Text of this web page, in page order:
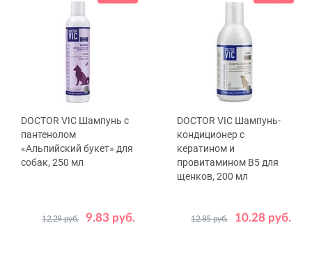
DOCTOR VIC Шампунь с
пантенолом
«Альпийский букет» для
собак, 250 мл
9.83 руб.
12.29 руб.
DOCTOR VIC Шампунь-
кондиционер с
кератином и
провитамином B5 для
щенков, 200 мл
10.28 руб.
12.85 руб.